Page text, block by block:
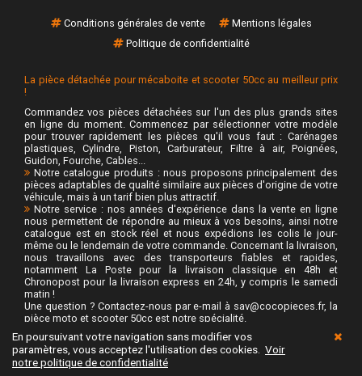
Conditions générales de vente
Mentions légales
Politique de confidentialité
La pièce détachée pour mécaboite et scooter 50cc au meilleur prix
!
Commandez vos pièces détachées sur l'un des plus grands sites
en ligne du moment. Commencez par sélectionner votre modèle
pour trouver rapidement les pièces qu'il vous faut : Carénages
plastiques, Cylindre, Piston, Carburateur, Filtre à air, Poignées,
Guidon, Fourche, Cables...
Notre catalogue produits : nous proposons principalement des
pièces adaptables de qualité similaire aux pièces d'origine de votre
véhicule, mais à un tarif bien plus attractif.
Notre service : nos années d'expérience dans la vente en ligne
nous permettent de répondre au mieux à vos besoins, ainsi notre
catalogue est en stock réel et nous expédions les colis le jour-
même ou le lendemain de votre commande. Concernant la livraison,
nous travaillons avec des transporteurs fiables et rapides,
notamment La Poste pour la livraison classique en 48h et
Chronopost pour la livraison express en 24h, y compris le samedi
matin !
Une question ? Contactez-nous par e-mail à sav@cocopieces.fr, la
pièce moto et scooter 50cc est notre spécialité.
COCOPIECES 2014 - 2026
En poursuivant votre navigation sans modifier vos
paramètres, vous acceptez l'utilisation des cookies. Voir
notre politique de confidentialité